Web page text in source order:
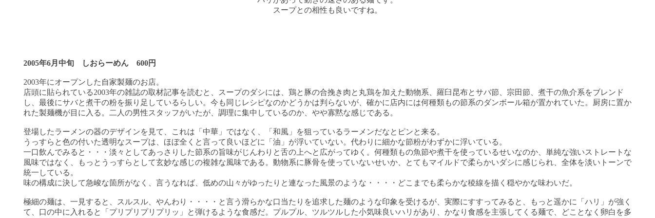
スープとの相性も良いですね。
2005年6月中旬 しおらーめん 600円
2003年にオープンした自家製麺のお店。
店頭に貼られている2003年の雑誌の取材記事を読むと、スープのダシには、鶏と豚の合挽き肉と丸鶏を加えた動物系、羅臼昆布とサバ節、宗田節、煮干の魚介系をブレンド
し、最後にサバと煮干の粉を振り足しているらしい。今も同じレシピなのかどうかは判らないが、確かに店内には何種類もの節系のダンボール箱が置かれていた。厨房に置か
れた製麺機が目に入る。二人の男性スタッフがいたが、調理に集中しているのか、やや寡黙な感じである。
登場したラーメンの器のデザインを見て、これは「中華」ではなく、「和風」を狙っているラーメンだなとピンと来る。
うっすらと色の付いた透明なスープは、ほぼ全くと言って良いほどに「油」が浮いていない。代わりに細かな節粉がわずかに浮いている。
一口飲んでみると・・・淡々としてあっさりした節系の旨味がじんわりと舌の上へと広がってゆく。何種類もの魚節や煮干を使っているせいなのか、単純な強いストレートな
風味ではなく、もっとうっすらとして玄妙な感じの複雑な風味である。動物系に豚骨を使っていないせいか、とてもマイルドで柔らかいダシに感じられ、全体を淡いトーンで
統一している。
味の構成に決して急峻な箇所がなく、言うなれば、低めの山々がゆったりと連なった風景のような・・・・どこまでも柔らかな稜線を描く穏やかな味わいだ。
極細の麺は、一見すると、スルスル、やんわり・・・・と言う滑らかな口当たりを追求した麺のような印象を受けるが、実際にすすってみると、もっと遥かに「ハリ」が強く
て、口の中に入れると「プリプリプリプリッ」と弾けるような食感だ。プルプル、ツルツルした小気味良いハリがあり、かなり食感を主張してくる麺で、どことなく卵白を多